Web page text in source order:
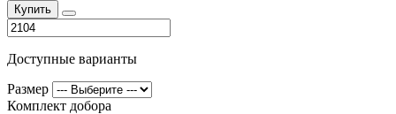
Купить
Доступные варианты
Размер
Комплект добора